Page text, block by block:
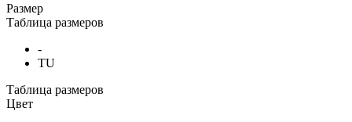
Размер
Таблица размеров
-
TU
Таблица размеров
Цвет